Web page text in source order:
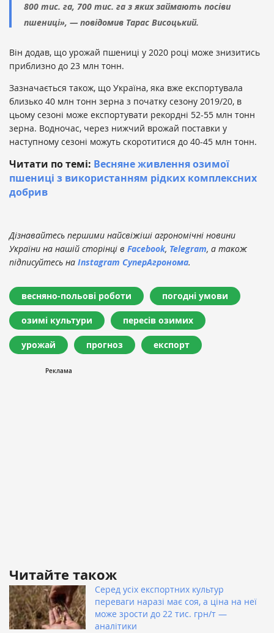
800 тис. га, 700 тис. га з яких займають посіви
пшениці», — повідомив Тарас Висоцький.
Він додав, що урожай пшениці у 2020 році може знизитись
приблизно до 23 млн тонн.
Зазначається також, що Україна, яка вже експортувала
близько 40 млн тонн зерна з початку сезону 2019/20, в
цьому сезоні може експортувати рекордні 52-55 млн тонн
зерна. Водночас, через нижчий врожай поставки у
наступному сезоні можуть скоротитися до 40-45 млн тонн.
Читати по темі: Весняне живлення озимої
пшениці з використанням рідких комплексних
добрив
Дізнавайтесь першими найсвіжіші агрономічні новини
України на нашій сторінці в Facebook, Telegram, а також
підписуйтесь на Instagram СуперАгронома.
весняно-польові роботи погодні умови
озимі культури пересів озимих
урожай прогноз експорт
Читайте також
Серед усіх експортних культур
переваги наразі має соя, а ціна на неї
може зрости до 22 тис. грн/т —
аналітики